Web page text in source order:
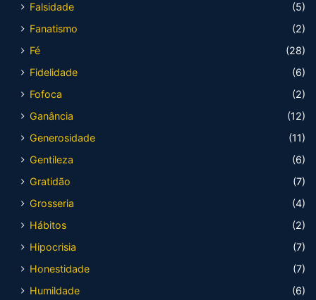
Falsidade
(5)
Fanatismo
(2)
Fé
(28)
Fidelidade
(6)
Fofoca
(2)
Ganância
(12)
Generosidade
(11)
Gentileza
(6)
Gratidão
(7)
Grosseria
(4)
Hábitos
(2)
Hipocrisia
(7)
Honestidade
(7)
Humildade
(6)